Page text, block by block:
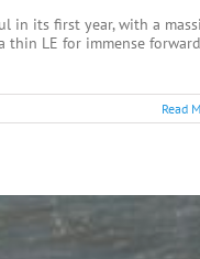
in its first year, with a
thin LE for immense forward
Read